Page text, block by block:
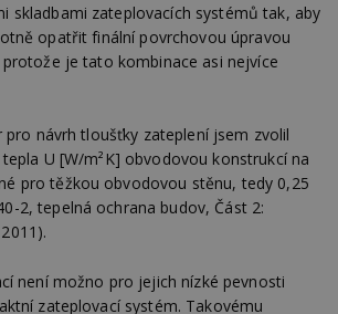
skladbami zateplovacích systémů tak, aby
opatřit finální povrchovou úpravou
je tato kombinace asi nejvíce
pro návrh tloušťky zateplení jsem zvolil
U [W/m²K] obvodovou konstrukcí na
pro těžkou obvodovou stěnu, tedy 0,25
2, tepelná ochrana budov, Část 2:
není možno pro jejich nízké pevnosti
zateplovací systém. Takovému